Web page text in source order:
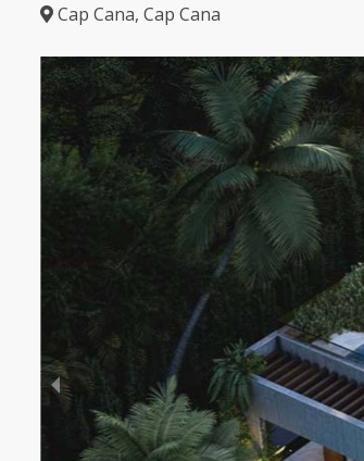
Cap Cana, Cap Cana